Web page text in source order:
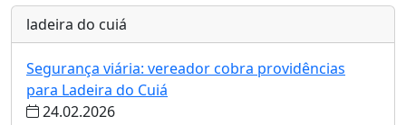
ladeira do cuiá
Segurança viária: vereador cobra providências
para Ladeira do Cuiá
24.02.2026